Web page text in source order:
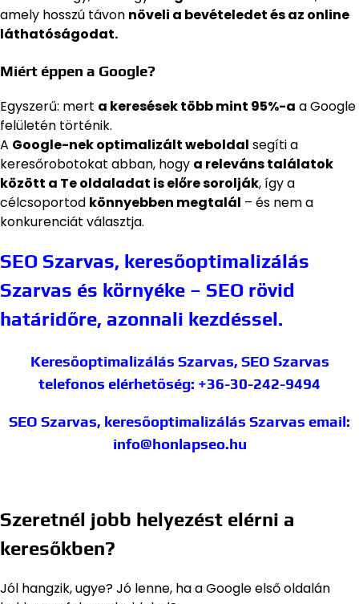
amely hosszú távon növeli a bevételedet és az online
láthatóságodat.
Miért éppen a Google?
Egyszerű: mert a keresések több mint 95%-a a Google
felületén történik.
A Google-nek optimalizált weboldal segíti a
keresőrobotokat abban, hogy a releváns találatok
között a Te oldaladat is előre sorolják, így a
célcsoportod könnyebben megtalál – és nem a
konkurenciát választja.
SEO Szarvas, keresőoptimalizálás
Szarvas és környéke – SEO rövid
határidőre, azonnali kezdéssel.
Keresőoptimalizálás Szarvas, SEO Szarvas
telefonos elérhetőség: +36-30-242-9494
SEO Szarvas, keresőoptimalizálás Szarvas email:
info@honlapseo.hu
Szeretnél jobb helyezést elérni a
keresőkben?
Jól hangzik, ugye? Jó lenne, ha a Google első oldalán